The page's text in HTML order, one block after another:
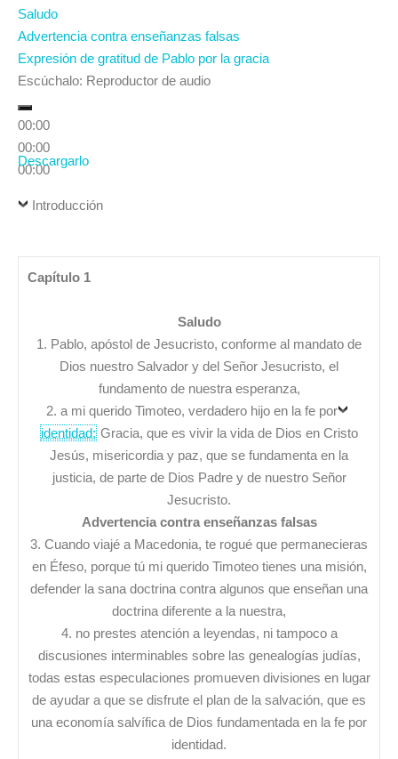
Saludo
Advertencia contra enseñanzas falsas
Expresión de gratitud de Pablo por la gracia
Escúchalo: Reproductor de audio
00:00
00:00
00:00
Descargarlo
Introducción
Capítulo 1
Saludo
1. Pablo, apóstol de Jesucristo, conforme al mandato de
Dios nuestro Salvador y del Señor Jesucristo, el
fundamento de nuestra esperanza,
2. a mi querido Timoteo, verdadero hijo en la fe por
identidad: Gracia, que es vivir la vida de Dios en Cristo
Jesús, misericordia y paz, que se fundamenta en la
justicia, de parte de Dios Padre y de nuestro Señor
Jesucristo.
Advertencia contra enseñanzas falsas
3. Cuando viajé a Macedonia, te rogué que permanecieras
en Éfeso, porque tú mi querido Timoteo tienes una misión,
defender la sana doctrina contra algunos que enseñan una
doctrina diferente a la nuestra,
4. no prestes atención a leyendas, ni tampoco a
discusiones interminables sobre las genealogías judías,
todas estas especulaciones promueven divisiones en lugar
de ayudar a que se disfrute el plan de la salvación, que es
una economía salvífica de Dios fundamentada en la fe por
identidad.